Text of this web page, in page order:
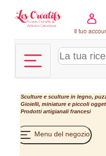
Il tuo
Sculture e sculture in legno,
Gioielli, miniature e piccoli
Prodotti artigianali francesi
Menu del negozio